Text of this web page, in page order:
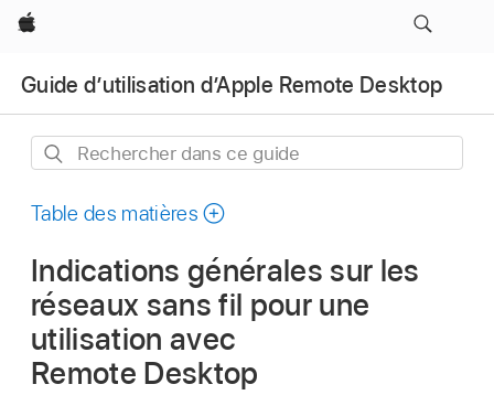
Apple
Guide d’utilisation d’Apple Remote Desktop
Rechercher
ce
Table des matières
Indications générales sur les
réseaux sans fil pour une
utilisation avec
Remote Desktop